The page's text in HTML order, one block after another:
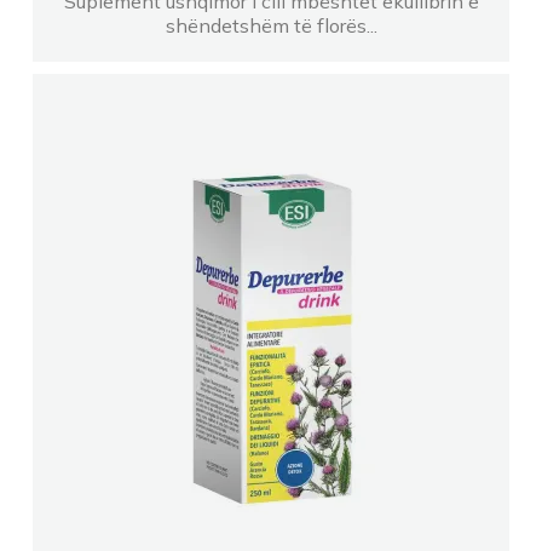
FARMACI SUELA DURRESshëndetshëm të florës...